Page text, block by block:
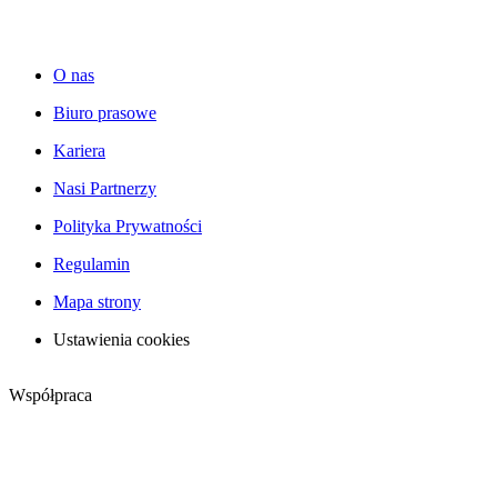
O nas
Biuro prasowe
Kariera
Nasi Partnerzy
Polityka Prywatności
Regulamin
Mapa strony
Ustawienia cookies
Współpraca